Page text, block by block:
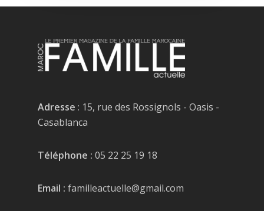
Adresse : 15, rue des Rossignols - Oasis -
Casablanca
Téléphone : 05 22 25 19 18
Email : familleactuelle@gmail.com